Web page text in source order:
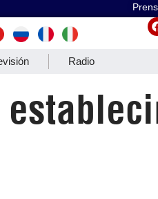
Radio